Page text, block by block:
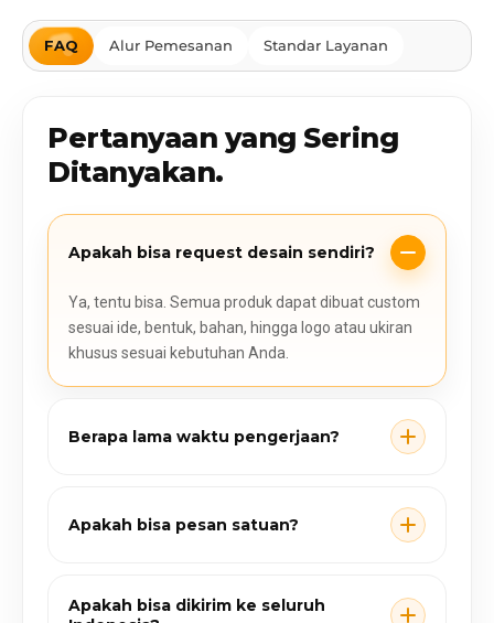
FAQ Alur Pemesanan Standar Layanan
Pertanyaan yang Sering
Ditanyakan.
Apakah bisa request desain sendiri?
Ya, tentu bisa. Semua produk dapat dibuat custom
sesuai ide, bentuk, bahan, hingga logo atau ukiran
khusus sesuai kebutuhan Anda.
Berapa lama waktu pengerjaan?
Apakah bisa pesan satuan?
Apakah bisa dikirim ke seluruh